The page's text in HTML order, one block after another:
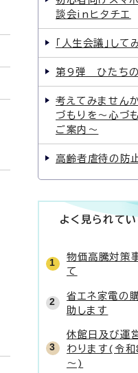
談会inヒタチエ
「人生会議」して
第9弾 ひたちの
考えてみません
づもりを〜心づ
ご案内〜
高齢者虐待の防
よく見られて
物価高騰対策
て
省エネ家電の
助します
休館日及び運
わります(令
～)